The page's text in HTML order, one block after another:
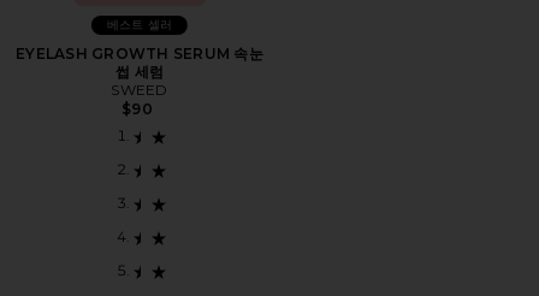
베스트 셀러
EYELASH GROWTH SERUM 속눈
썹 세럼
SWEED
$90